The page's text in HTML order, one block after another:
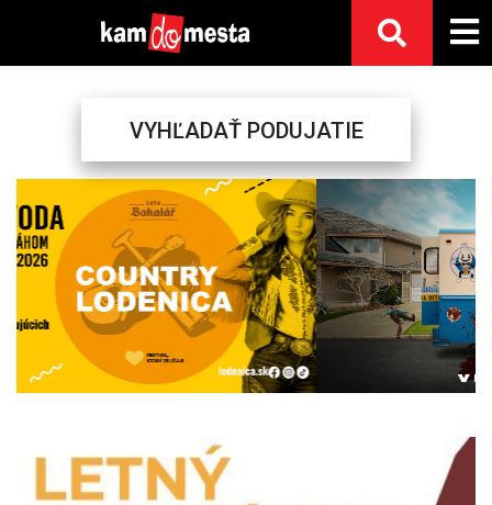
VYHĽADAŤ PODUJATIE
Previous Next